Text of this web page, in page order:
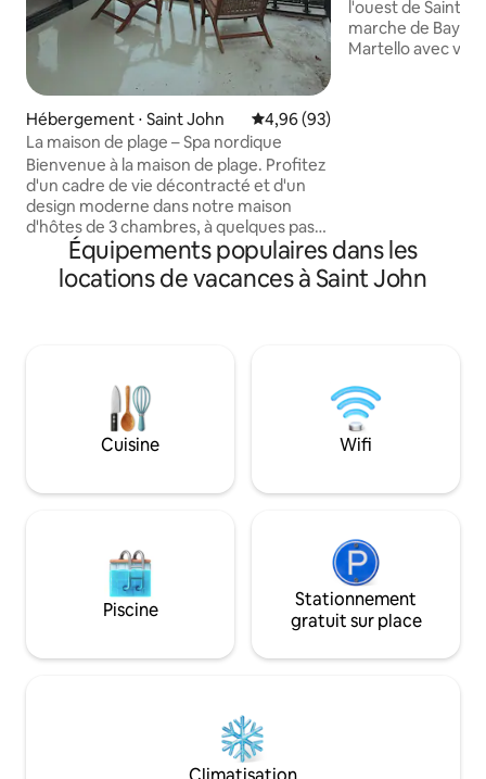
Hébergement ⋅ Saint John Évaluation moyenne sur la
4,96 (93)
La maison de plage – Spa nordique
Bienvenue à la maison de plage. Profitez
d'un cadre de vie décontracté et d'un
design moderne dans notre maison
d'hôtes de 3 chambres, à quelques pas
de certaines de nos plages préférées du
Nouveau-Brunswick. Dînez en plein air
ou détendez-vous dans le patio protégé
froide et à la douche extérieure. Chaque
chambre dispose d'un lit King Size pour
un séjour reposant. Surveillez
attentivement nos visiteurs, le renard et
recevoir.
l'ouest de Saint-
marche de
Martello avec vue
de salle de bain
trouve à
Équipements populaires dans les
locations de vacances à Saint John
Cuisine Wifi
Piscine
Stationnement
gratuit sur place